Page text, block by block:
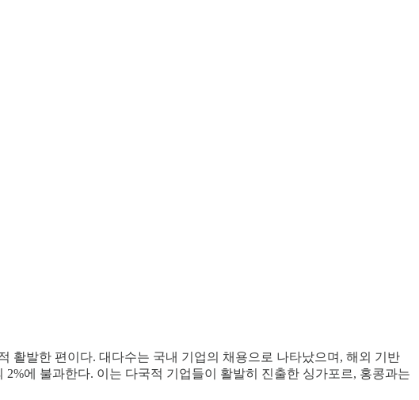
활발한 편이다. 대다수는 국내 기업의 채용으로 나타났으며, 해외 기반
에 불과한다. 이는 다국적 기업들이 활발히 진출한 싱가포르, 홍콩과는